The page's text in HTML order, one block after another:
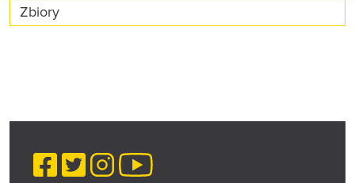
Zbiory
Facebook
TwitterInstagram
YouTube